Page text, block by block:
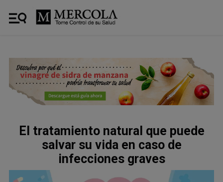
El tratamiento natural que puede
salvar su vida en caso de
infecciones graves